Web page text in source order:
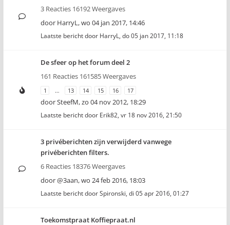
3 Reacties 16192 Weergaves
door HarryL,wo 04 jan 2017, 14:46
Laatste bericht door HarryL, do 05 jan 2017, 11:18
De sfeer op het forum deel 2
161 Reacties 161585 Weergaves
1 … 13 14 15 16 17
doorSteefM,zo 04 nov 2012, 18:29
Laatste bericht door Erik82, vr 18 nov 2016, 21:50
3 privéberichten zijn verwijderd vanwege
privéberichten filters.
6 Reacties 18376 Weergaves
door@3aan,wo 24 feb 2016, 18:03
Laatste bericht doorSpironski, di 05 apr 2016, 01:27
Toekomstpraat Koffiepraat.nl